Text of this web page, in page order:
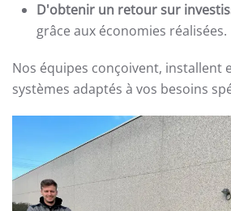
D'obtenir un retour sur
grâce aux économies réalisées.
Nos équipes conçoivent, installent
systèmes adaptés à vos besoins